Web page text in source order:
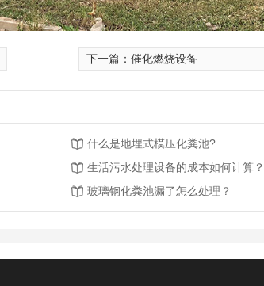
下一篇： 催化燃烧设备
什么是地埋式模压化粪池?
生活污水处理设备的成本如何计算？
玻璃钢化粪池漏了怎么处理？